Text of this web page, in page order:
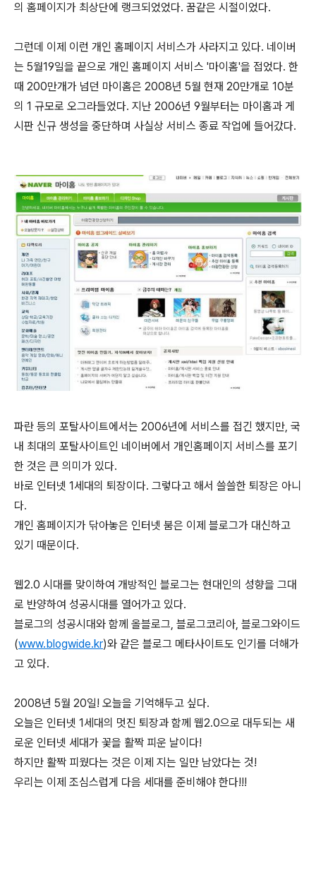
의 홈페이지가 최상단에 랭크되었었다. 꿈같은 시절이었다.
그런데 이제 이런 개인 홈페이지 서비스가 사라지고 있다. 네이버
는 5월19일을 끝으로 개인 홈페이지 서비스 '마이홈'을 접었다. 한
때 200만개가 넘던 마이홈은 2008년 5월 현재 20만개로 10분
의 1 규모로 오그라들었다. 지난 2006년 9월부터는 마이홈과 게
시판 신규 생성을 중단하며 사실상 서비스 종료 작업에 들어갔다.
파란 등의 포탈사이트에서는 2006년에 서비스를 접긴 했지만, 국
내 최대의 포탈사이트인 네이버에서 개인홈페이지 서비스를 포기
한 것은 큰 의미가 있다.
바로 인터넷 1세대의 퇴장이다. 그렇다고 해서 쓸쓸한 퇴장은 아니
다.
개인 홈페이지가 닦아놓은 인터넷 붐은 이제 블로그가 대신하고
있기 때문이다.
웹2.0 시대를 맞이하여 개방적인 블로그는 현대인의 성향을 그대
로 반양하여 성공시대를 열어가고 있다.
블로그의 성공시대와 함께 올블로그, 블로그코리아, 블로그와이드
(www.blogwide.kr)와 같은 블로그 메타사이트도 인기를 더해가
고 있다.
2008년 5월 20일! 오늘을 기억해두고 싶다.
오늘은 인터넷 1세대의 멋진 퇴장과 함께 웹2.0으로 대두되는 새
로운 인터넷 세대가 꽃을 활짝 피운 날이다!
하지만 활짝 피웠다는 것은 이제 지는 일만 남았다는 것!
우리는 이제 조심스럽게 다음 세대를 준비해야 한다!!!